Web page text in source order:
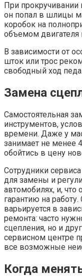
При
он попал в шлицы
коробок на
объемом двигателя
В зависимости от
шток или трос
свободный ход
Замена
Самостоятельная
инструментов,
времени. Даже у
занимает не менее
обойтись в цену
Сотрудники
для замены и
автомобилях, и,
гарантию на
варьируется в
ремонта: часто
сцепления, но и
сервисном центре
все возможные
Когда